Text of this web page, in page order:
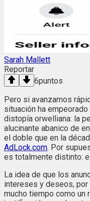
Sarah Mallett
Reportar
6puntos
Pero si avanzamos
situación ha
distopía orwelliana: la
alucinante abanico de
el doble que en la
AdLock.com. Por
es totalmente distinto:
La idea de que los
intereses y deseos, por
mucho tiempo como un